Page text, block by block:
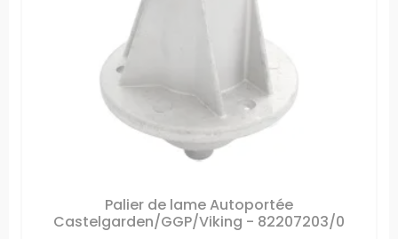
Palier de lame Autoportée
Castelgarden/GGP/Viking - 82207203/0